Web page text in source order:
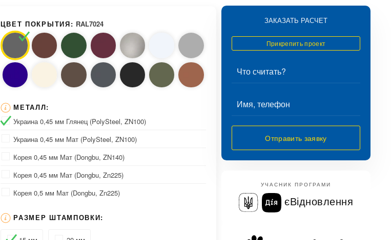
ЦВЕТ ПОКРЫТИЯ: RAL7024
МЕТАЛЛ:
Украина 0,45 мм Глянец (PolySteel, ZN100)
Украина 0,45 мм Мат (PolySteel, ZN100)
Корея 0,45 мм Мат (Dongbu, ZN140)
Корея 0,45 мм Мат (Dongbu, Zn225)
Корея 0,5 мм Мат (Dongbu, Zn225)
РАЗМЕР ШТАМПОВКИ:
ЗАКАЗАТЬ РАСЧЕТ
Прикрепить проект
Отправить заявку
УЧАСНИК ПРОГРАМИ
єВідновлення